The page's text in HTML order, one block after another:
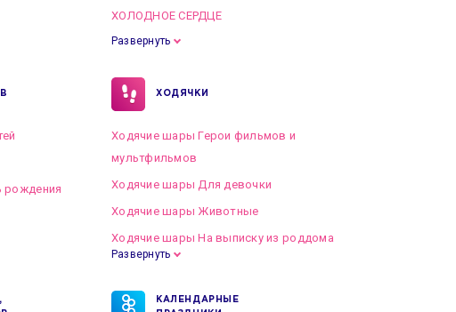
ХОЛОДНОЕ СЕРДЦЕ
Развернуть
рождения
ХОДЯЧКИ
Ходячие шары Герои фильмов и
мультфильмов
Ходячие шары Для девочки
Ходячие шары Животные
Ходячие шары На выписку из роддома
Развернуть
КАЛЕНДАРНЫЕ